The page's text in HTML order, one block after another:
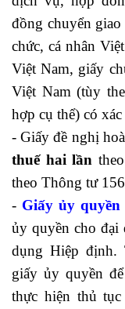
đồng chuyển
chức, cá nhân
Việt Nam, giấy
Việt Nam (tùy
hợp cụ thể) có
- Giấy đề nghị
thuế hai lần
theo Thông tư
- Giấy ủy quyền
ủy quyền cho đại
dụng Hiệp định.
giấy ủy quyền
thực hiện thủ